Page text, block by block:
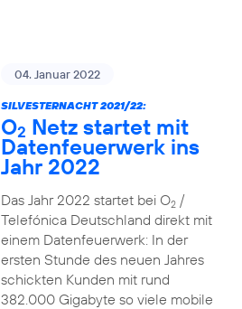
04. Januar 2022
SILVESTERNACHT 2021/22:
O2 Netz startet mit
Datenfeuerwerk ins
Jahr 2022
Das Jahr 2022 startet bei O2/
Telefónica Deutschland direkt mit
einem Datenfeuerwerk: In der
ersten Stunde des neuen Jahres
schickten Kunden mit rund
382.000 Gigabyte so viele mobile